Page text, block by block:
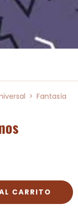
> Fantasía